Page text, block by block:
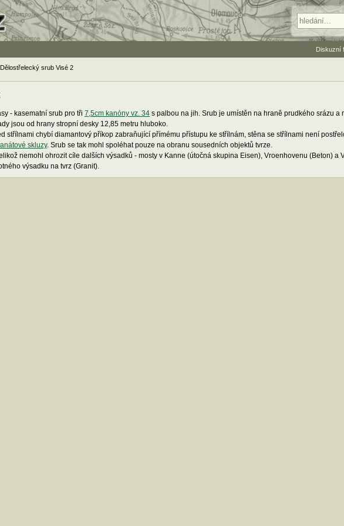
- kasematní srub pro tři 7,5cm kanóny vz. 34 s palbou na jih. Srub je umístěn na hraně prudkého srázu a
jsou od hrany stropní desky 12,85 metru hluboko.
střílnami chybí diamantový příkop zabraňující přímému přístupu ke střílnám, stěna se střílnami není
skluzy. Srub se tak mohl spoléhat pouze na obranu sousedních objektů tvrze.
nemohl ohrozit cíle dalších výsadků - mosty v Kanne (útočná skupina Eisen), Vroenhovenu (Beton) a
výsadku na tvrz (Granit).
srub Visé 2
Diskuzní